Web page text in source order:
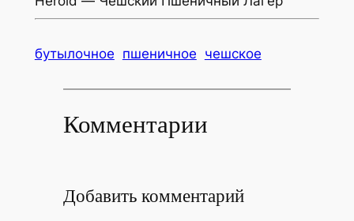
бутылочное пшеничное чешское
Комментарии
Добавить комментарий